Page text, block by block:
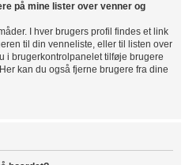
på mine lister over venner og
I hver brugers profil findes et link
til din venneliste, eller til listen over
i brugerkontrolpanelet tilføje brugere
kan du også fjerne brugere fra dine